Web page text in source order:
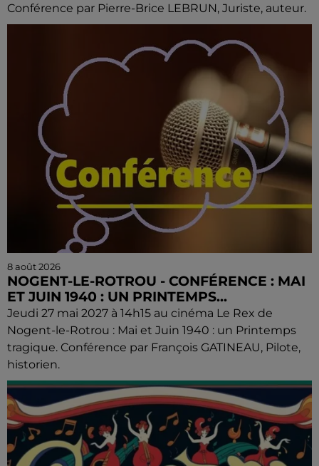
Conférence par Pierre-Brice LEBRUN, Juriste, auteur.
8 août 2026
NOGENT-LE-ROTROU - CONFÉRENCE : MAI
ET JUIN 1940 : UN PRINTEMPS...
Jeudi 27 mai 2027 à 14h15 au cinéma Le Rex de
Nogent-le-Rotrou : Mai et Juin 1940 : un Printemps
tragique. Conférence par François GATINEAU, Pilote,
historien.